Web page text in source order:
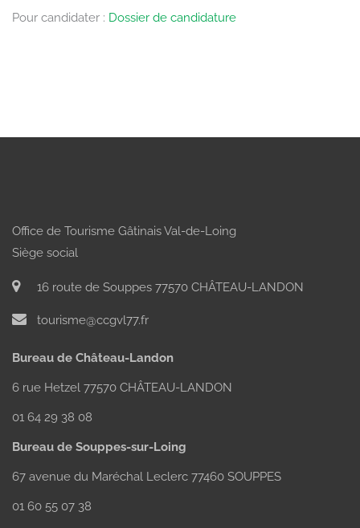
Pour candidater : Dossier de candidature
Office de Tourisme Gâtinais Val-de-Loing
Siège social
16 route de Souppes 77570 CHÂTEAU-LANDON
tourisme@ccgvl77.fr
Bureau de Château-Landon
6 rue Hetzel 77570 CHÂTEAU-LANDON
01 64 29 38 08
Bureau de Souppes-sur-Loing
67 avenue du Maréchal Leclerc 77460 SOUPPES
01 60 55 07 38